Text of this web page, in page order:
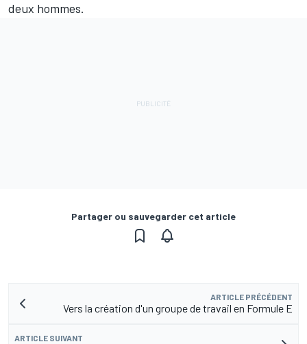
deux hommes.
Partager ou sauvegarder cet article
ARTICLE PRÉCÉDENT
Vers la création d'un groupe de travail en Formule E
ARTICLE SUIVANT